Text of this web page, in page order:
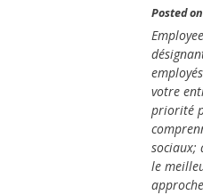
Posted on
votre
priorité
sociaux;
le